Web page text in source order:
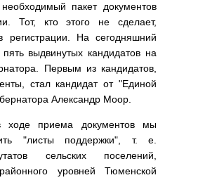
пакет документов
Тот, кто этого не сделает,
регистрации. На сегодняшний
выдвинутых кандидатов на
Первым из кандидатов,
стал кандидат от "Единой
Александр Моор.
ходе приема документов мы
"листы поддержки", т. е.
сельских поселений,
уровней Тюменской